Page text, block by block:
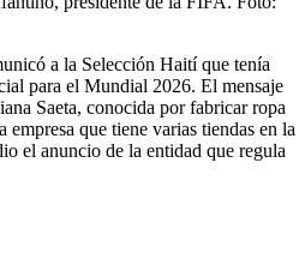
a la Selección Haití que tenía
para el Mundial 2026. El mensaje
Saeta, conocida por fabricar ropa
que tiene varias tiendas en la
el anuncio de la entidad que regula